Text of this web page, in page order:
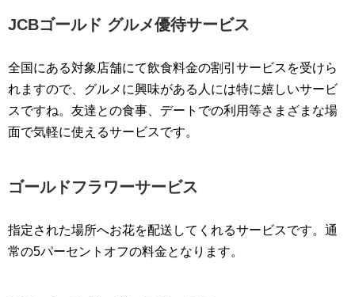
JCBゴールド グルメ優待サービス
全国にある対象店舗にて飲食料金の割引サービスを受けら
れますので、グルメに興味がある人には特に嬉しいサービ
スですね。友達との食事、デートでの利用等さまざまな場
面で気軽に使えるサービスです。
ゴールドフラワーサービス
指定された場所へお花を配送してくれるサービスです。通
常の5パーセントオフの料金となります。